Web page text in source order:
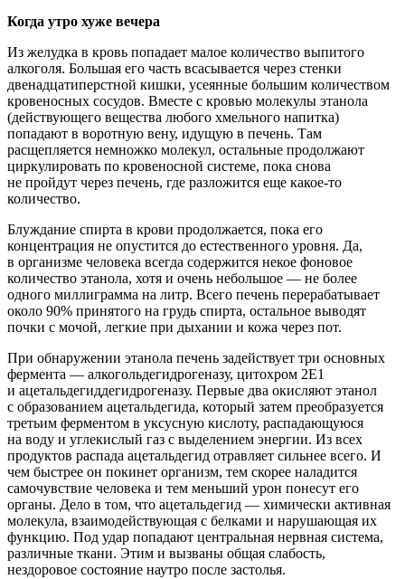
Когда утро хуже вечера
Из желудка в кровь попадает малое количество выпитого
алкоголя. Большая его часть всасывается через стенки
двенадцатиперстной кишки, усеянные большим количеством
кровеносных сосудов. Вместе с кровью молекулы этанола
(действующего вещества любого хмельного напитка)
попадают в воротную вену, идущую в печень. Там
расщепляется немножко молекул, остальные продолжают
циркулировать по кровеносной системе, пока снова
не пройдут через печень, где разложится еще какое-то
количество.
Блуждание спирта в крови продолжается, пока его
концентрация не опустится до естественного уровня. Да,
в организме человека всегда содержится некое фоновое
количество этанола, хотя и очень небольшое — не более
одного миллиграмма на литр. Всего печень перерабатывает
около 90% принятого на грудь спирта, остальное выводят
почки с мочой, легкие при дыхании и кожа через пот.
При обнаружении этанола печень задействует три основных
фермента — алкогольдегидрогеназу, цитохром 2Е1
и ацетальдегиддегидрогеназу. Первые два окисляют этанол
с образованием ацетальдегида, который затем преобразуется
третьим ферментом в уксусную кислоту, распадающуюся
на воду и углекислый газ с выделением энергии. Из всех
продуктов распада ацетальдегид отравляет сильнее всего. И
чем быстрее он покинет организм, тем скорее наладится
самочувствие человека и тем меньший урон понесут его
органы. Дело в том, что ацетальдегид — химически активная
молекула, взаимодействующая с белками и нарушающая их
функцию. Под удар попадают центральная нервная система,
различные ткани. Этим и вызваны общая слабость,
нездоровое состояние наутро после застолья.